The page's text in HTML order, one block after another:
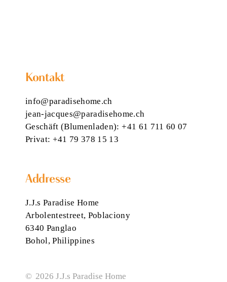
Kontakt
info@paradisehome.ch
jean-jacques@paradisehome.ch
Geschäft (Blumenladen):+41 61 711 60 07
Privat: +41 79 378 15 13
Addresse
J.J.s Paradise Home
Arbolentestreet, Poblaciony
6340 Panglao
Bohol, Philippines
© 2026 J.J.s Paradise Home
Wir verwenden Cookies auf unserer Website.
Alle akzeptieren Nur Essenzielle
Einstellungen anpassen